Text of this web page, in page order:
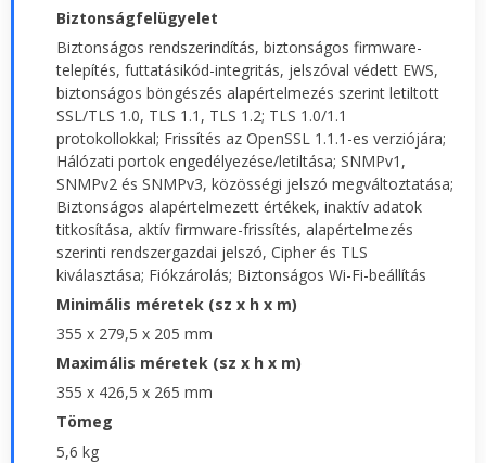
Biztonságfelügyelet
Biztonságos rendszerindítás, biztonságos firmware-
telepítés, futtatásikód-integritás, jelszóval védett EWS,
biztonságos böngészés alapértelmezés szerint letiltott
SSL/TLS 1.0, TLS 1.1, TLS 1.2; TLS 1.0/1.1
protokollokkal; Frissítés az OpenSSL 1.1.1-es verziójára;
Hálózati portok engedélyezése/letiltása; SNMPv1,
SNMPv2 és SNMPv3, közösségi jelszó megváltoztatása;
Biztonságos alapértelmezett értékek, inaktív adatok
titkosítása, aktív firmware-frissítés, alapértelmezés
szerinti rendszergazdai jelszó, Cipher és TLS
kiválasztása; Fiókzárolás; Biztonságos Wi-Fi-beállítás
Minimális méretek (sz x h x m)
355 x 279,5 x 205 mm
Maximális méretek (sz x h x m)
355 x 426,5 x 265 mm
Tömeg
5,6 kg